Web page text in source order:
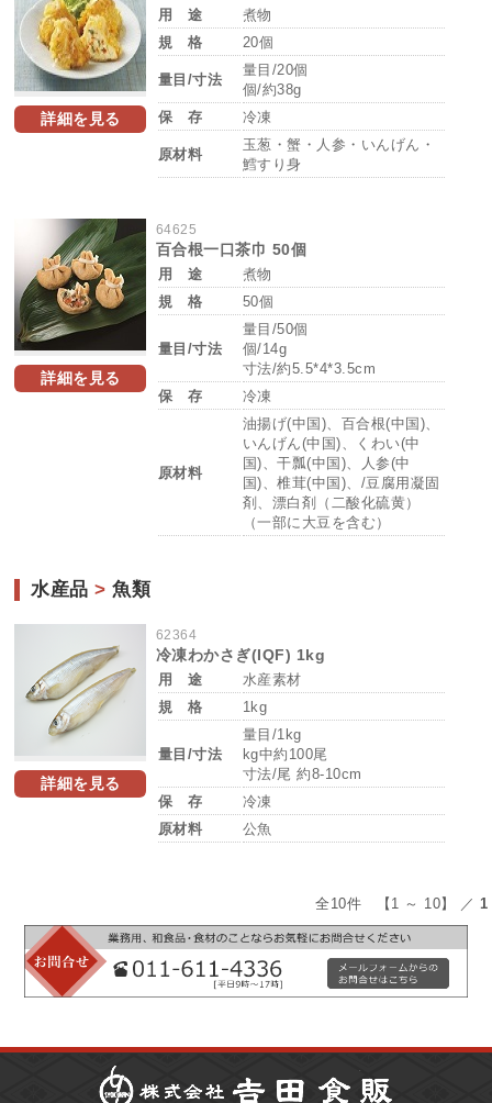
詳細を見る
用 途
煮物
規 格
20個
量目/寸法
量目/20個
個/約38g
保 存
冷凍
原材料
玉葱・蟹・人参・いんげん・
鱈すり身
詳細を見る
64625
百合根一口茶巾 50個
用 途
煮物
規 格
50個
量目/寸法
量目/50個
個/14g
寸法/約5.5*4*3.5cm
保 存
冷凍
原材料
油揚げ(中国)、百合根(中国)、
いんげん(中国)、くわい(中
国)、干瓢(中国)、人参(中
国)、椎茸(中国)、/豆腐用凝固
剤、漂白剤（二酸化硫黄）
（一部に大豆を含む）
水産品 >魚類
詳細を見る
62364
冷凍わかさぎ(IQF) 1kg
用 途
水産素材
規 格
1kg
量目/寸法
量目/1kg
kg中約100尾
寸法/尾 約8-10cm
保 存
冷凍
原材料
公魚
全10件 【1 ～ 10】 ／ 1